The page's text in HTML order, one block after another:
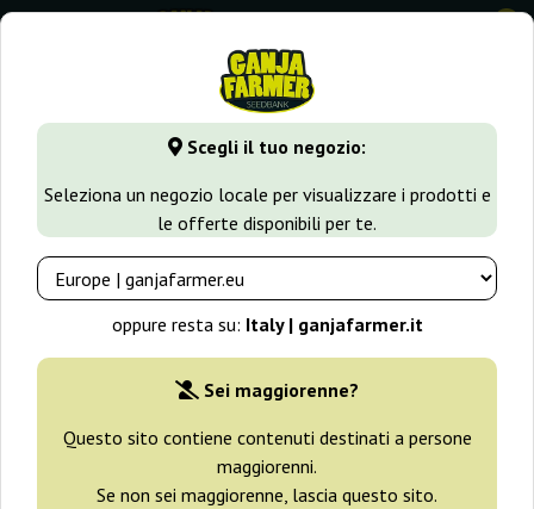
Scegli il tuo negozio:
Seleziona un negozio locale per visualizzare i prodotti e
le offerte disponibili per te.
oppure resta su: Italy | ganjafarmer.it
Sei maggiorenne?
Questo sito contiene contenuti destinati a persone
maggiorenni.
Se non sei maggiorenne, lascia questo sito.
0
GanjaFarmer.it Varietà di Cannabis Cheese Auto
Feminized Seeds
-25%